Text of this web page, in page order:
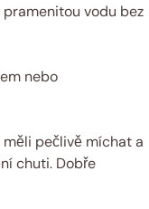
vodu bez
nebo
pečlivě míchat a
chuti. Dobře